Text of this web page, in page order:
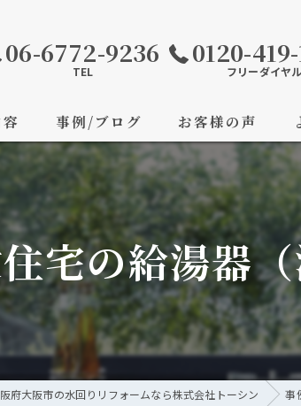
06-6772-9236
TEL
0120-
フリーダイヤル
事例/ブログ お客様の声
宅の給湯器
府大阪市の水回りリフォームなら株式会社トーシン 事